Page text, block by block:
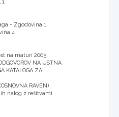
- Zgodovina 1
4
na maturi 2005
NA USTNA
KATALOGA ZA
RAVEN)
nalog z rešitvami